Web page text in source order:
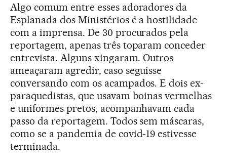
Algo comum entre esses adoradores da
Esplanada dos Ministérios é a hostilidade
com a imprensa. De 30 procurados pela
reportagem, apenas três toparam conceder
entrevista. Alguns xingaram. Outros
ameaçaram agredir, caso seguisse
conversando com os acampados. E dois ex-
paraquedistas, que usavam boinas vermelhas
e uniformes pretos, acompanhavam cada
passo da reportagem. Todos sem máscaras,
como se a pandemia de covid-19 estivesse
terminada.